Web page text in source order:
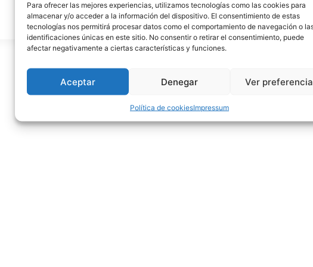
Para ofrecer las mejores experiencias, utilizamos tecnologías como las cookies para
almacenar y/o acceder a la información del dispositivo. El consentimiento de estas
tecnologías nos permitirá procesar datos como el comportamiento de navegación o
identificaciones únicas en este sitio. No consentir o retirar el consentimiento, puede
afectar negativamente a ciertas características y funciones.
Aceptar Denegar Ver
Política de cookiesImpressum